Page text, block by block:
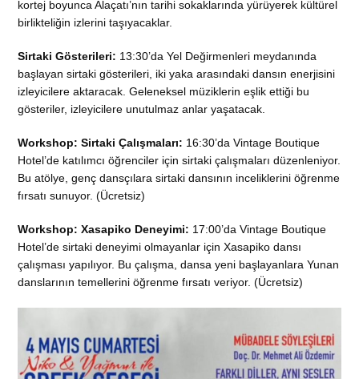
kortej boyunca Alaçatı’nın tarihi sokaklarında yürüyerek kültürel
birlikteliğin izlerini taşıyacaklar.
Sirtaki Gösterileri: 13:30’da Yel Değirmenleri meydanında
başlayan sirtaki gösterileri, iki yaka arasındaki dansın enerjisini
izleyicilere aktaracak. Geleneksel müziklerin eşlik ettiği bu
gösteriler, izleyicilere unutulmaz anlar yaşatacak.
Workshop: Sirtaki Çalışmaları: 16:30’da Vintage Boutique
Hotel’de katılımcı öğrenciler için sirtaki çalışmaları düzenleniyor.
Bu atölye, genç dansçılara sirtaki dansının inceliklerini öğrenme
fırsatı sunuyor. (Ücretsiz)
Workshop: Xasapiko Deneyimi: 17:00’da Vintage Boutique
Hotel’de sirtaki deneyimi olmayanlar için Xasapiko dansı
çalışması yapılıyor. Bu çalışma, dansa yeni başlayanlara Yunan
danslarının temellerini öğrenme fırsatı veriyor. (Ücretsiz)